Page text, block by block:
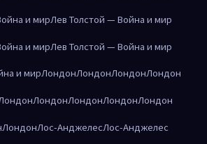
и мирЛев Толстой — Война и мир
и мирЛев Толстой — Война и мир
и мирЛондонЛондонЛондонЛондон
ЛондонЛондонЛондонЛондон
ЛондонЛос-АнджелесЛос-Анджелес